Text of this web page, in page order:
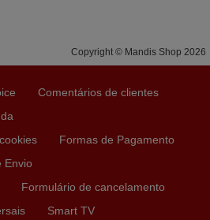
Apenas diziam que
PORTUGAL
Julho 2025
fazer nenhuma
muito!!
Copyright © Mandis Shop 2026
Comentários de clientes
Formas de Pagamento
Envio
Formulário de cancelamento
Smart TV